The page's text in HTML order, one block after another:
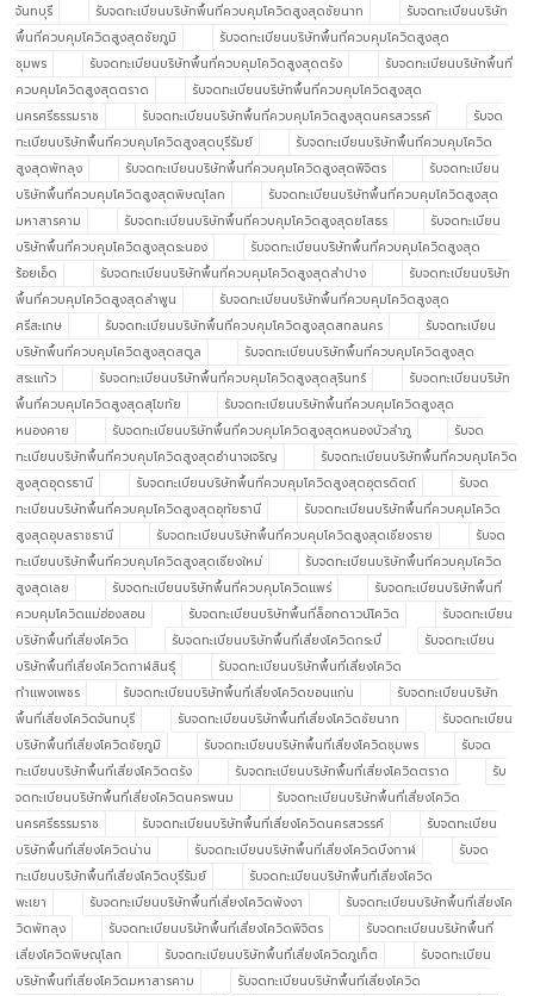
จันทบุรี
รับจดทะเบียนบริษัทพื้นที่ควบคุมโควิดสูงสุดชัยนาท
รับจดทะเบียนบริษัท
พื้นที่ควบคุมโควิดสูงสุดชัยภูมิ
รับจดทะเบียนบริษัทพื้นที่ควบคุมโควิดสูงสุด
ชุมพร
รับจดทะเบียนบริษัทพื้นที่ควบคุมโควิดสูงสุดตรัง
รับจดทะเบียนบริษัทพื้นที่
ควบคุมโควิดสูงสุดตราด
รับจดทะเบียนบริษัทพื้นที่ควบคุมโควิดสูงสุด
นครศรีธรรมราช
รับจดทะเบียนบริษัทพื้นที่ควบคุมโควิดสูงสุดนครสวรรค์
รับจด
ทะเบียนบริษัทพื้นที่ควบคุมโควิดสูงสุดบุรีรัมย์
รับจดทะเบียนบริษัทพื้นที่ควบคุมโควิด
สูงสุดพัทลุง
รับจดทะเบียนบริษัทพื้นที่ควบคุมโควิดสูงสุดพิจิตร
รับจดทะเบียน
บริษัทพื้นที่ควบคุมโควิดสูงสุดพิษณุโลก
รับจดทะเบียนบริษัทพื้นที่ควบคุมโควิดสูงสุด
มหาสารคาม
รับจดทะเบียนบริษัทพื้นที่ควบคุมโควิดสูงสุดยโสธร
รับจดทะเบียน
บริษัทพื้นที่ควบคุมโควิดสูงสุดระนอง
รับจดทะเบียนบริษัทพื้นที่ควบคุมโควิดสูงสุด
ร้อยเอ็ด
รับจดทะเบียนบริษัทพื้นที่ควบคุมโควิดสูงสุดลำปาง
รับจดทะเบียนบริษัท
พื้นที่ควบคุมโควิดสูงสุดลำพูน
รับจดทะเบียนบริษัทพื้นที่ควบคุมโควิดสูงสุด
ศรีสะเกษ
รับจดทะเบียนบริษัทพื้นที่ควบคุมโควิดสูงสุดสกลนคร
รับจดทะเบียน
บริษัทพื้นที่ควบคุมโควิดสูงสุดสตูล
รับจดทะเบียนบริษัทพื้นที่ควบคุมโควิดสูงสุด
สระแก้ว
รับจดทะเบียนบริษัทพื้นที่ควบคุมโควิดสูงสุดสุรินทร์
รับจดทะเบียนบริษัท
พื้นที่ควบคุมโควิดสูงสุดสุโขทัย
รับจดทะเบียนบริษัทพื้นที่ควบคุมโควิดสูงสุด
หนองคาย
รับจดทะเบียนบริษัทพื้นที่ควบคุมโควิดสูงสุดหนองบัวลำภู
รับจด
ทะเบียนบริษัทพื้นที่ควบคุมโควิดสูงสุดอำนาจเจริญ
รับจดทะเบียนบริษัทพื้นที่ควบคุมโควิด
สูงสุดอุดรธานี
รับจดทะเบียนบริษัทพื้นที่ควบคุมโควิดสูงสุดอุตรดิตถ์
รับจด
ทะเบียนบริษัทพื้นที่ควบคุมโควิดสูงสุดอุทัยธานี
รับจดทะเบียนบริษัทพื้นที่ควบคุมโควิด
สูงสุดอุบลราชธานี
รับจดทะเบียนบริษัทพื้นที่ควบคุมโควิดสูงสุดเชียงราย
รับจด
ทะเบียนบริษัทพื้นที่ควบคุมโควิดสูงสุดเชียงใหม่
รับจดทะเบียนบริษัทพื้นที่ควบคุมโควิด
สูงสุดเลย
รับจดทะเบียนบริษัทพื้นที่ควบคุมโควิดแพร่
รับจดทะเบียนบริษัทพื้นที่
ควบคุมโควิดแม่ฮ่องสอน
รับจดทะเบียนบริษัทพื้นที่ล็อกดาวน์โควิด
รับจดทะเบียน
บริษัทพื้นที่เสี่ยงโควิด
รับจดทะเบียนบริษัทพื้นที่เสี่ยงโควิดกระบี่
รับจดทะเบียน
บริษัทพื้นที่เสี่ยงโควิดกาฬสินธุ์
รับจดทะเบียนบริษัทพื้นที่เสี่ยงโควิด
กำแพงเพชร
รับจดทะเบียนบริษัทพื้นที่เสี่ยงโควิดขอนแก่น
รับจดทะเบียนบริษัท
พื้นที่เสี่ยงโควิดจันทบุรี
รับจดทะเบียนบริษัทพื้นที่เสี่ยงโควิดชัยนาท
รับจดทะเบียน
บริษัทพื้นที่เสี่ยงโควิดชัยภูมิ
รับจดทะเบียนบริษัทพื้นที่เสี่ยงโควิดชุมพร
รับจด
ทะเบียนบริษัทพื้นที่เสี่ยงโควิดตรัง
รับจดทะเบียนบริษัทพื้นที่เสี่ยงโควิดตราด
รับ
จดทะเบียนบริษัทพื้นที่เสี่ยงโควิดนครพนม
รับจดทะเบียนบริษัทพื้นที่เสี่ยงโควิด
นครศรีธรรมราช
รับจดทะเบียนบริษัทพื้นที่เสี่ยงโควิดนครสวรรค์
รับจดทะเบียน
บริษัทพื้นที่เสี่ยงโควิดน่าน
รับจดทะเบียนบริษัทพื้นที่เสี่ยงโควิดบึงกาฬ
รับจด
ทะเบียนบริษัทพื้นที่เสี่ยงโควิดบุรีรัมย์
รับจดทะเบียนบริษัทพื้นที่เสี่ยงโควิด
พะเยา
รับจดทะเบียนบริษัทพื้นที่เสี่ยงโควิดพังงา
รับจดทะเบียนบริษัทพื้นที่เสี่ยงโค
วิดพัทลุง
รับจดทะเบียนบริษัทพื้นที่เสี่ยงโควิดพิจิตร
รับจดทะเบียนบริษัทพื้นที่
เสี่ยงโควิดพิษณุโลก
รับจดทะเบียนบริษัทพื้นที่เสี่ยงโควิดภูเก็ต
รับจดทะเบียน
บริษัทพื้นที่เสี่ยงโควิดมหาสารคาม
รับจดทะเบียนบริษัทพื้นที่เสี่ยงโควิด